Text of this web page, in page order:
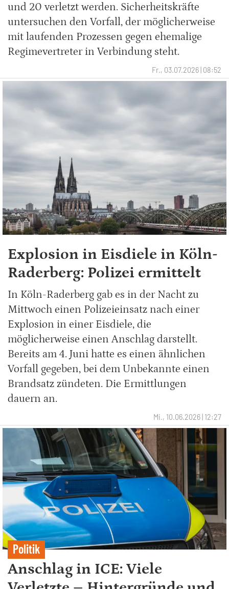
und 20 verletzt werden. Sicherheitskräfte
untersuchen den Vorfall, der möglicherweise
mit laufenden Prozessen gegen ehemalige
Regimevertreter in Verbindung steht.
Fr., 03.07.2026 | 08:52
Explosion in Eisdiele in Köln-
Raderberg: Polizei ermittelt
In Köln-Raderberg gab es in der Nacht zu
Mittwoch einen Polizeieinsatz nach einer
Explosion in einer Eisdiele, die
möglicherweise einen Anschlag darstellt.
Bereits am 4. Juni hatte es einen ähnlichen
Vorfall gegeben, bei dem Unbekannte einen
Brandsatz zündeten. Die Ermittlungen
dauern an.
Mi., 10.06.2026 | 12:27
Politik
Anschlag in ICE: Viele